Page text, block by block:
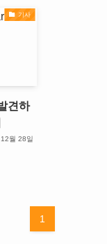
기사
견하
월 28일
1